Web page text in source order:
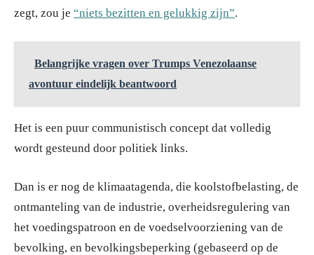
zegt, zou je “niets bezitten en gelukkig zijn”.
Belangrijke vragen over Trumps Venezolaanse
avontuur eindelijk beantwoord
Het is een puur communistisch concept dat volledig
wordt gesteund door politiek links.
Dan is er nog de klimaatagenda, die koolstofbelasting, de
ontmanteling van de industrie, overheidsregulering van
het voedingspatroon en de voedselvoorziening van de
bevolking, en bevolkingsbeperking (gebaseerd op de